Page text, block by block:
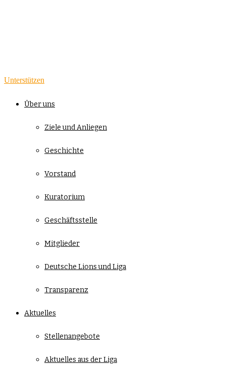
Unterstützen
Über uns
Ziele und Anliegen
Geschichte
Vorstand
Kuratorium
Geschäftsstelle
Mitglieder
Deutsche Lions und Liga
Transparenz
Aktuelles
Stellenangebote
Aktuelles aus der Liga